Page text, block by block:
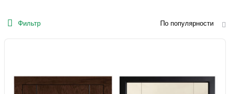
Фильтр По популярности